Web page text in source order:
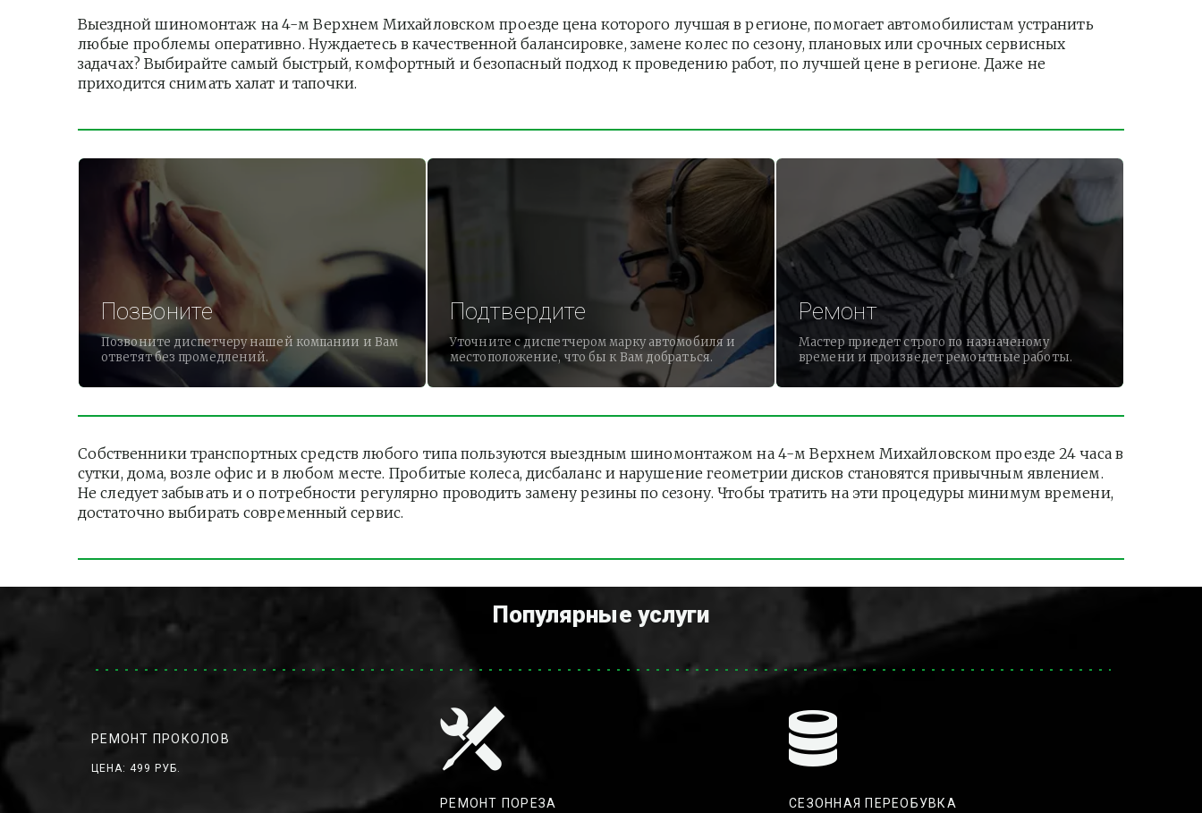
Выездной шиномонтаж на 4-м Верхнем Михайловском проезде цена которого лучшая в регионе, помогает автомобилистам устранить
любые проблемы оперативно. Нуждаетесь в качественной балансировке, замене колес по сезону, плановых или срочных сервисных
задачах? Выбирайте самый быстрый, комфортный и безопасный подход к проведению работ, по лучшей цене в регионе. Даже не
приходится снимать халат и тапочки.
Позвоните
Позвоните диспетчеру нашей компании и Вам
ответят без промедлений.
Подтвердите
Уточните с диспетчером марку автомобиля и
местоположение, что бы к Вам добраться.
Ремонт
Мастер приедет строго по назначеному
времени и произведет ремонтные работы.
Собственники транспортных средств любого типа пользуются выездным шиномонтажом на 4-м Верхнем Михайловском проезде 24 часа в
сутки, дома, возле офис и в любом месте. Пробитые колеса, дисбаланс и нарушение геометрии дисков становятся привычным явлением.
Не следует забывать и о потребности регулярно проводить замену резины по сезону. Чтобы тратить на эти процедуры минимум времени,
достаточно выбирать современный сервис.
Популярные услуги
РЕМОНТ ПРОКОЛОВ
ЦЕНА: 499 РУБ.
РЕМОНТ ПОРЕЗА СЕЗОННАЯ ПЕРЕОБУВКА